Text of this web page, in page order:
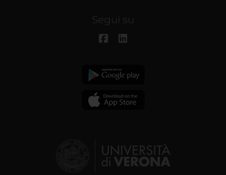
Segui su